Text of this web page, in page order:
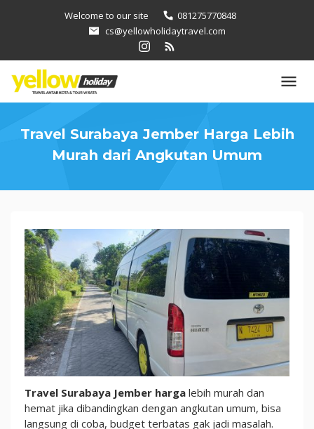
Welcome to our site
081275770848
cs@yellowholidaytravel.com
Travel Surabaya Jember Harga Lebih
Murah dari Angkutan Umum
Travel
Surabaya
Jember
Harga
Lebih
Murah
dari
Angkutan
Umum
Travel Surabaya Jember harga lebih murah dan
hemat jika dibandingkan dengan angkutan umum, bisa
langsung di coba, budget terbatas gak jadi masalah.